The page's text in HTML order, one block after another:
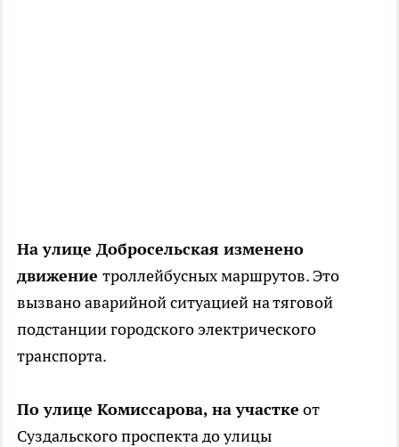
На улице Добросельская изменено
движение троллейбусных маршрутов. Это
вызвано аварийной ситуацией на тяговой
подстанции городского электрического
транспорта.
По улице Комиссарова, на участке от
Суздальского проспекта до улицы